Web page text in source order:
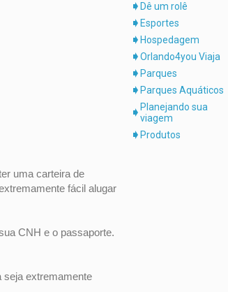
uma carteira de
fácil alugar
CNH e o passaporte.
seja extremamente
Dê um rolê
Esportes
Hospedagem
Orlando4you Viaja
Parques
Parques Aquáticos
Planejando sua
viagem
Produtos